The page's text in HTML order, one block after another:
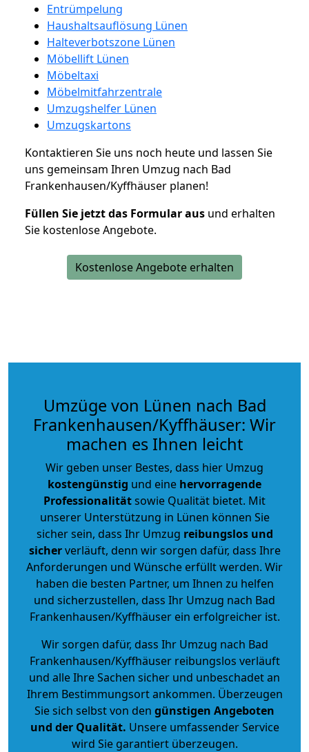
Entrümpelung
Haushaltsauflösung Lünen
Halteverbotszone Lünen
Möbellift Lünen
Möbeltaxi
Möbelmitfahrzentrale
Umzugshelfer Lünen
Umzugskartons
Kontaktieren Sie uns noch heute und lassen Sie
uns gemeinsam Ihren Umzug nach Bad
Frankenhausen/Kyffhäuser planen!
Füllen Sie jetzt das Formular aus und erhalten
Sie kostenlose Angebote.
Kostenlose Angebote erhalten
Umzüge von Lünen nach Bad
Frankenhausen/Kyffhäuser: Wir
machen es Ihnen leicht
Wir geben unser Bestes, dass hier Umzug
kostengünstig und eine hervorragende
Professionalitätsowie Qualität bietet. Mit
unserer Unterstützung in Lünen können Sie
sicher sein, dass Ihr Umzug reibungslos und
sicherverläuft, denn wir sorgen dafür, dass Ihre
Anforderungen und Wünsche erfüllt werden. Wir
haben die besten Partner, um Ihnen zu helfen
und sicherzustellen, dass Ihr Umzug nach Bad
Frankenhausen/Kyffhäuser ein erfolgreicher ist.
Wir sorgen dafür, dass Ihr Umzug nach Bad
Frankenhausen/Kyffhäuser reibungslos verläuft
und alle Ihre Sachen sicher und unbeschadet an
Ihrem Bestimmungsort ankommen. Überzeugen
Sie sich selbst von den günstigen Angeboten
und der Qualität. Unsere umfassender Service
wird Sie garantiert überzeugen.